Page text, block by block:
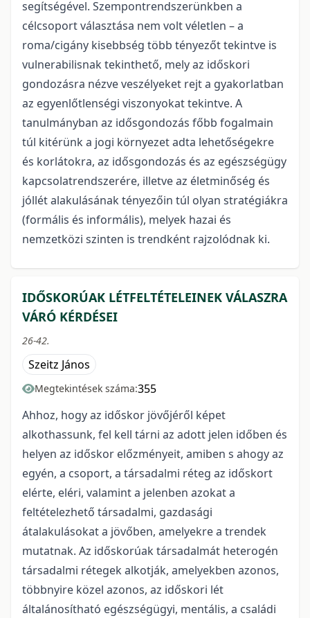
segítségével. Szempontrendszerünkben a
célcsoport választása nem volt véletlen – a
roma/cigány kisebbség több tényezőt tekintve is
vulnerabilisnak tekinthető, mely az időskori
gondozásra nézve veszélyeket rejt a gyakorlatban
az egyenlőtlenségi viszonyokat tekintve. A
tanulmányban az idősgondozás főbb fogalmain
túl kitérünk a jogi környezet adta lehetőségekre
és korlátokra, az idősgondozás és az egészségügy
kapcsolatrendszerére, illetve az életminőség és
jóllét alakulásának tényezőin túl olyan stratégiákra
(formális és informális), melyek hazai és
nemzetközi szinten is trendként rajzolódnak ki.
IDŐSKORÚAK LÉTFELTÉTELEINEK VÁLASZRA
VÁRÓ KÉRDÉSEI
26-42.
Szeitz János
Megtekintések száma:355
Ahhoz, hogy az időskor jövőjéről képet
alkothassunk, fel kell tárni az adott jelen időben és
helyen az időskor előzményeit, amiben s ahogy az
egyén, a csoport, a társadalmi réteg az időskort
elérte, eléri, valamint a jelenben azokat a
feltételezhető társadalmi, gazdasági
átalakulásokat a jövőben, amelyekre a trendek
mutatnak. Az időskorúak társadalmát heterogén
társadalmi rétegek alkotják, amelyekben azonos,
többnyire közel azonos, az időskori lét
általánosítható egészségügyi, mentális, a családi